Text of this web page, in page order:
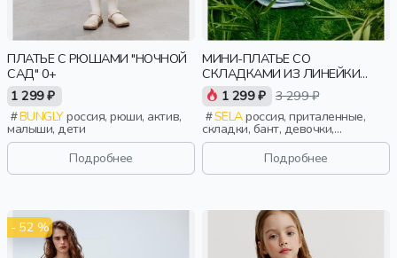
ПЛАТЬЕ С РЮШАМИ "НОЧНОЙ
САД" 0+
1 299 ₽
BUNGLYроссия, рюши, актив,
малыши, дети
Подробнее
МИНИ-ПЛАТЬЕ СО
СКЛАДКАМИ ИЗ ЛИНЕЙКИ
YOUNG
1 299 ₽ 3 299 ₽
SELAроссия, приталенные,
складки, бант, девочки,
старшеклассники, дети
Подробнее
- 52 %